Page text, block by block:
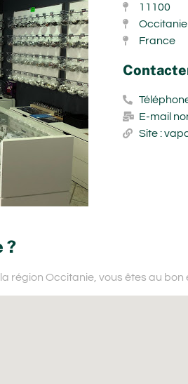
11100
Occitanie
France
E-mail
Site :
?
région Occitanie, vous êtes au bon